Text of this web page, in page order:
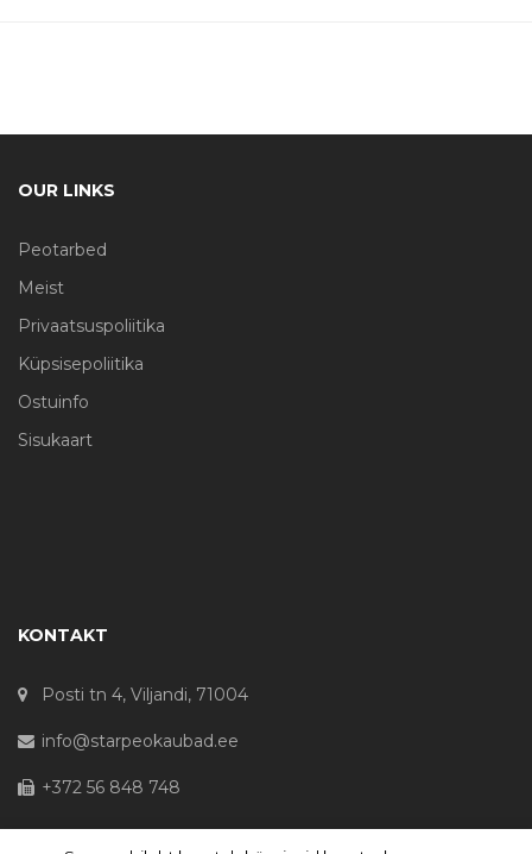
OUR LINKS
Peotarbed
Meist
Privaatsuspoliitika
Küpsisepoliitika
Ostuinfo
Sisukaart
KONTAKT
Posti tn 4, Viljandi, 71004
info@starpeokaubad.ee
+372 56 848 748